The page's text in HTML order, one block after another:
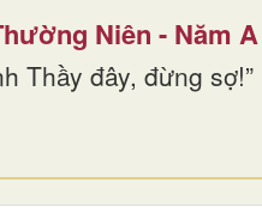
Niên - Năm A
Thầy đây, đừng